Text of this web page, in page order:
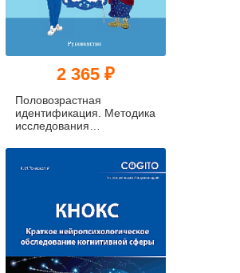
2 365 ₽
Половозрастная
идентификация. Методика
исследования
и взрослых (ПВИ-ПВ)
(комплект)